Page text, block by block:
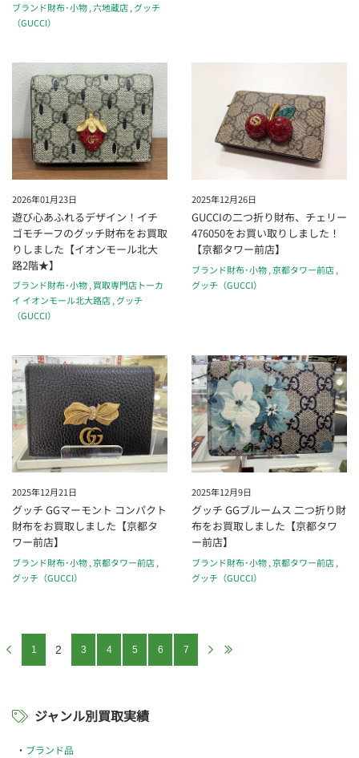
ブランド財布･小物,六地蔵店, グッチ
（GUCCI）
2026年01月23日
遊び心あふれるデザイン！イチ
ゴモチーフのグッチ財布をお買取
りしました【イオンモール北大
路2階★】
ブランド財布･小物,買取専門店トーカ
イ イオンモール北大路店,グッチ
（GUCCI）
2025年12月26日
GUCCIの二つ折り財布、チェリー
476050をお買い取りしました！
【京都タワー前店】
ブランド財布･小物,京都タワー前店,
グッチ（GUCCI）
2025年12月21日
グッチ GGマーモント コンパクト
財布をお買取しました【京都タ
ワー前店】
ブランド財布･小物,京都タワー前店,
グッチ（GUCCI）
2025年12月9日
グッチ GGブルームス 二つ折り財
布をお買取しました【京都タワ
ー前店】
ブランド財布･小物,京都タワー前店,
グッチ（GUCCI）
1 2 3 4 5 6 7
ジャンル別買取実績
ブランド品